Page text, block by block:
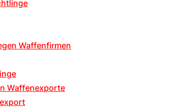
Waffenfirmen
Waffenexporte